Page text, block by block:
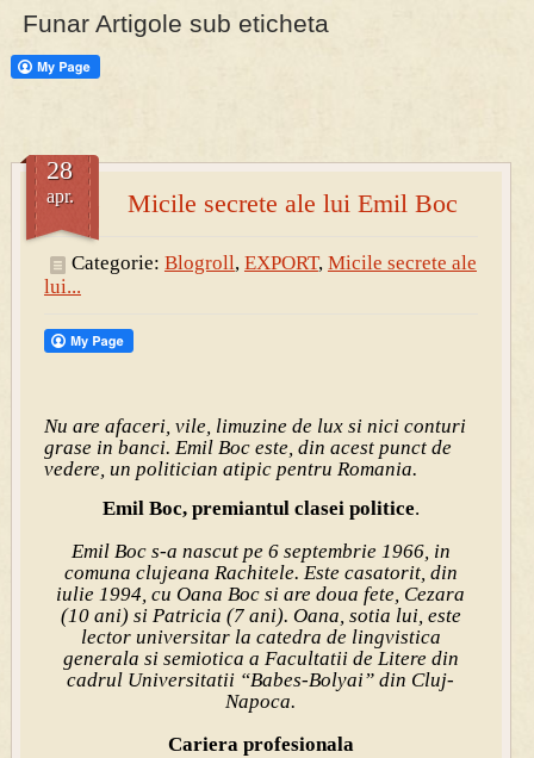
Funar Artigole sub eticheta
Micile secrete ale lui Emil Boc
28
apr.
Categorie: Blogroll, EXPORT, Micile secrete ale
lui...
Nu are afaceri, vile, limuzine de lux si nici conturi
grase in banci. Emil Boc este, din acest punct de
vedere, un politician atipic pentru Romania.
Emil Boc, premiantul clasei politice.
Emil Boc s-a nascut pe 6 septembrie 1966, in
comuna clujeana Rachitele. Este casatorit, din
iulie 1994, cu Oana Boc si are doua fete, Cezara
(10 ani) si Patricia (7 ani). Oana, sotia lui, este
lector universitar la catedra de lingvistica
generala si semiotica a Facultatii de Litere din
cadrul Universitatii “Babes-Bolyai” din Cluj-
Napoca.
Cariera profesionala